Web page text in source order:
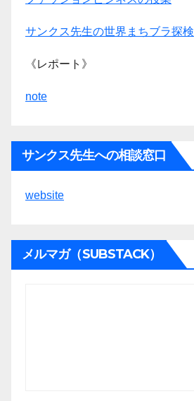
サンクス先生の世界まちブラ探検
《レポート》
note
サンクス先生への相談窓口
website
メルマガ（SUBSTACK）